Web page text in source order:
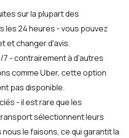
sur la plupart des
les 24 heures - vous pouvez
et changer d'avis.
- contrairement à d'autres
comme Uber, cette option
pas disponible.
- il est rare que les
sélectionnent leurs
le faisons, ce qui garantit la